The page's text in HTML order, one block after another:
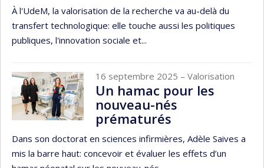
À l'UdeM, la valorisation de la recherche va au-delà du
transfert technologique: elle touche aussi les politiques
publiques, l'innovation sociale et...
16 septembre 2025 – Valorisation
Un hamac pour les
nouveau-nés
prématurés
Dans son doctorat en sciences infirmières, Adèle Saives a
mis la barre haut: concevoir et évaluer les effets d’un